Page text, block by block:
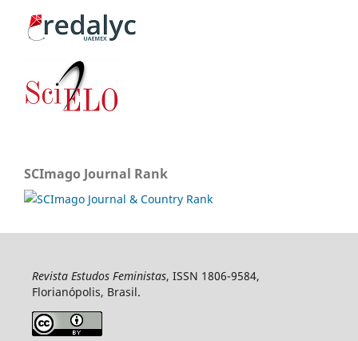
SCImago Journal Rank
Revista Estudos Feministas, ISSN 1806-9584,
Florianópolis, Brasil.